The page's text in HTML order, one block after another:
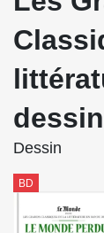
Dessin
BD